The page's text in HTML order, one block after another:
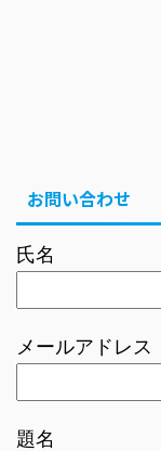
お問い合わせ
氏名
メールアドレス
題名